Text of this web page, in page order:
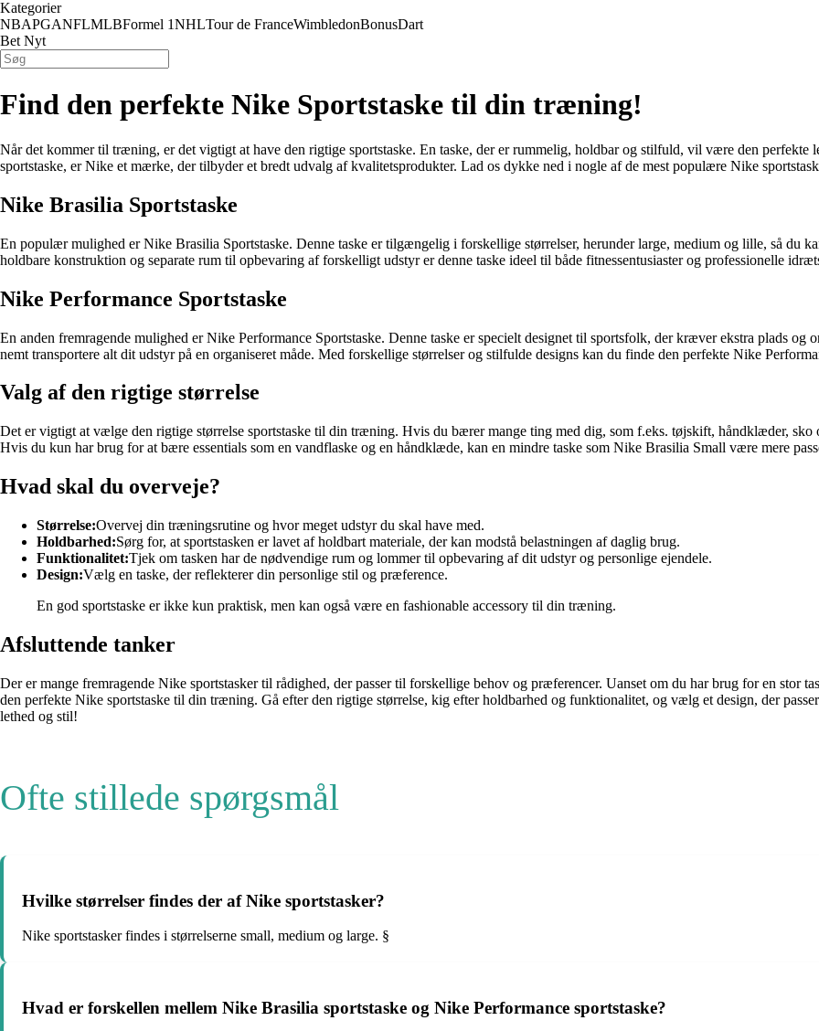
Kategorier
NBAPGANFLMLBFormel 1NHLTour de FranceWimbledonBonusDart
Bet Nyt
Find den perfekte Nike Sportstaske til din træning!
Når det kommer til træning, er det vigtigt at have den rigtige sportstaske. En taske, der er rummelig, holdbar og stilfuld, vil være den perfekte
sportstaske, er Nike et mærke, der tilbyder et bredt udvalg af kvalitetsprodukter. Lad os dykke ned i nogle af de mest populære Nike
Nike Brasilia Sportstaske
En populær mulighed er Nike Brasilia Sportstaske. Denne taske er tilgængelig i forskellige størrelser, herunder large, medium og lille, så du
holdbare konstruktion og separate rum til opbevaring af forskelligt udstyr er denne taske ideel til både fitnessentusiaster og professionelle
Nike Performance Sportstaske
En anden fremragende mulighed er Nike Performance Sportstaske. Denne taske er specielt designet til sportsfolk, der kræver ekstra plads og
nemt transportere alt dit udstyr på en organiseret måde. Med forskellige størrelser og stilfulde designs kan du finde den perfekte Nike
Valg af den rigtige størrelse
Det er vigtigt at vælge den rigtige størrelse sportstaske til din træning. Hvis du bærer mange ting med dig, som f.eks. tøjskift, håndklæder, sko
Hvis du kun har brug for at bære essentials som en vandflaske og en håndklæde, kan en mindre taske som Nike Brasilia Small være mere
Hvad skal du overveje?
Størrelse:Overvej din træningsrutine og hvor meget udstyr du skal have med.
Holdbarhed:Sørg for, at sportstasken er lavet af holdbart materiale, der kan modstå belastningen af ​​daglig brug.
Funktionalitet:Tjek om tasken har de nødvendige rum og lommer til opbevaring af dit udstyr og personlige ejendele.
Design:Vælg en taske, der reflekterer din personlige stil og præference.
En god sportstaske er ikke kun praktisk, men kan også være en fashionable accessory til din træning.
Afsluttende tanker
Der er mange fremragende Nike sportstasker til rådighed, der passer til forskellige behov og præferencer. Uanset om du har brug for en stor
den perfekte Nike sportstaske til din træning. Gå efter den rigtige størrelse, kig efter holdbarhed og funktionalitet, og vælg et design, der
lethed og stil!
Ofte stillede spørgsmål
Hvilke størrelser findes der af Nike sportstasker?
Nike sportstasker findes i størrelserne small, medium og large. §
Hvad er forskellen mellem Nike Brasilia sportstaske og Nike Performance sportstaske?